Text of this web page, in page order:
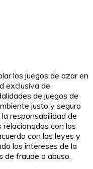
los juegos de azar en
exclusiva de
de juegos de
justo y seguro
responsabilidad de
con los
con las leyes y
los intereses de la
fraude o abuso.